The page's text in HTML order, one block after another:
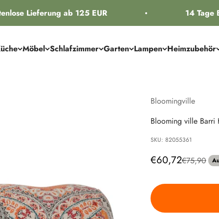
Lieferung ab 125 EUR 14 Tage
Möbel Schlafzimmer Garten Lampen Heimzubehör
Bloomingville
Blooming ville Barri
SKU: 82055361
Angebot
€60,72Regulärer
€75,90